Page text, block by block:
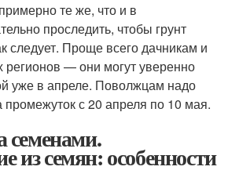
те же, что и в
проследить, чтобы грунт
следует. Проще всего дачникам и
— они могут уверенно
уже в апреле. Поволжцам надо
промежуток с 20 апреля по 10 мая.
семенами.
семян: особенности